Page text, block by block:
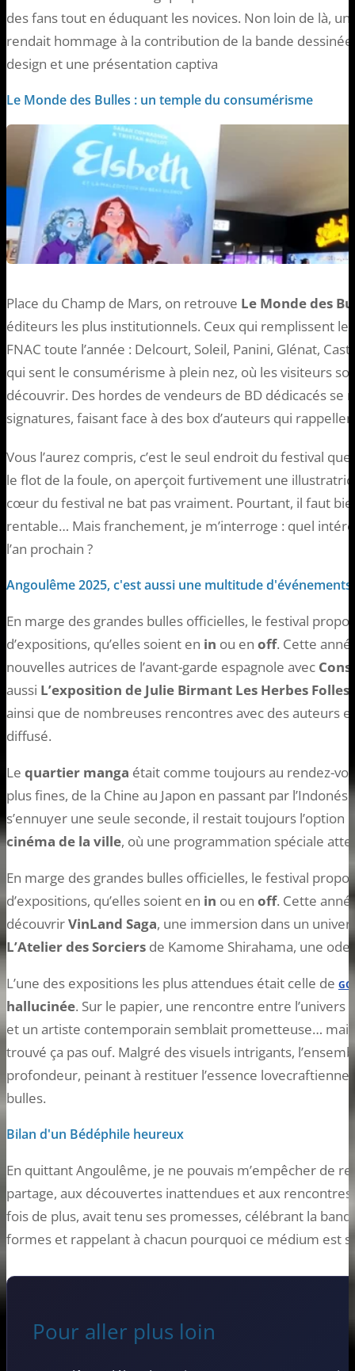
des fans tout en éduquant les novices. Non loin de là,
rendait hommage à la contribution de la bande
design et une présentation captiva
Le Monde des Bulles : un temple du consumérisme
Place du Champ de Mars, on retrouve Le Monde des
éditeurs les plus institutionnels. Ceux qui remplissent
FNAC toute l’année : Delcourt, Soleil, Panini, Glénat,
qui sent le consumérisme à plein nez, où les visiteurs
découvrir. Des hordes de vendeurs de BD dédicacés se
signatures, faisant face à des box d’auteurs qui
Vous l’aurez compris, c’est le seul endroit du festival
le flot de la foule, on aperçoit furtivement une
cœur du festival ne bat pas vraiment. Pourtant, il faut
rentable… Mais franchement, je m’interroge : quel
l’an prochain ?
Angoulême 2025, c'est aussi une multitude
En marge des grandes bulles officielles, le festival
d’expositions, qu’elles soient en in ou en off. Cette
nouvelles autrices de l’avant-garde espagnole avec
aussi L’exposition de Julie Birmant Les Herbes Folles
ainsi que de nombreuses rencontres avec des auteurs
diffusé.
Le quartier manga était comme toujours au rendez-
plus fines, de la Chine au Japon en passant par
s’ennuyer une seule seconde, il restait toujours
cinéma de la ville, où une programmation spéciale
En marge des grandes bulles officielles, le festival
d’expositions, qu’elles soient en in ou en off. Cette
découvrirVinLand Saga, une immersion dans un
L’Atelier des Sorciers de Kamome Shirahama, une
L’une des expositions les plus attendues était celle de
hallucinée. Sur le papier, une rencontre entre
et un artiste contemporain semblait prometteuse… mais
trouvé ça pas ouf. Malgré des visuels intrigants,
profondeur, peinant à restituer l’essence
bulles.
Bilan d'un Bédéphile heureux
En quittant Angoulême, je ne pouvais m’empêcher de
partage, aux découvertes inattendues et aux
fois de plus, avait tenu ses promesses, célébrant la
formes et rappelant à chacun pourquoi ce médium est
Pour aller plus loin